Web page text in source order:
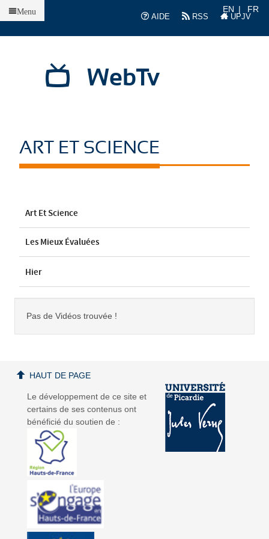
AIDE
RSS UPJV
EN FR
WebTv
Menu
ART ET SCIENCE
Art Et Science
Les Mieux Évaluées
Hier
Pas de Vidéos trouvée !
Le développement de ce site et
certains de ses contenus ont
bénéficié du soutien de :
HAUT DE PAGE